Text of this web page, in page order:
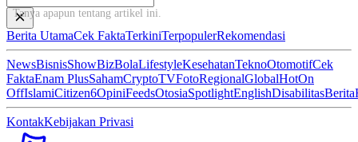
Tanya apapun tentang artikel ini.
Berita UtamaCek FaktaTerkiniTerpopulerRekomendasi
NewsBisnisShowBizBolaLifestyleKesehatanTeknoOtomotifCek
FaktaEnam PlusSahamCryptoTVFotoRegionalGlobalHotOn
OffIslamiCitizen6OpiniFeedsOtosiaSpotlightEnglishDisabilitasBerita
KontakKebijakan Privasi